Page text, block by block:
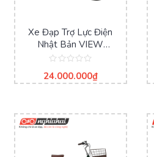
Xe Đạp Trợ Lực Điện
Nhật Bản VIEW
ASL243KDZ
xếp
hạng
24.000.000₫